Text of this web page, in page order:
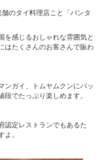
のタイ料理店こと「バンタ
を感じるおしゃれな雰囲気と
はたくさんのお客さんで賑わ
ンガイ、トムヤムクンにパッ
でたっぷり楽しめます。
認定レストランでもあるた
。